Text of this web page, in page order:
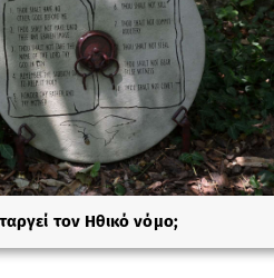
τον Ηθικό νόμο;